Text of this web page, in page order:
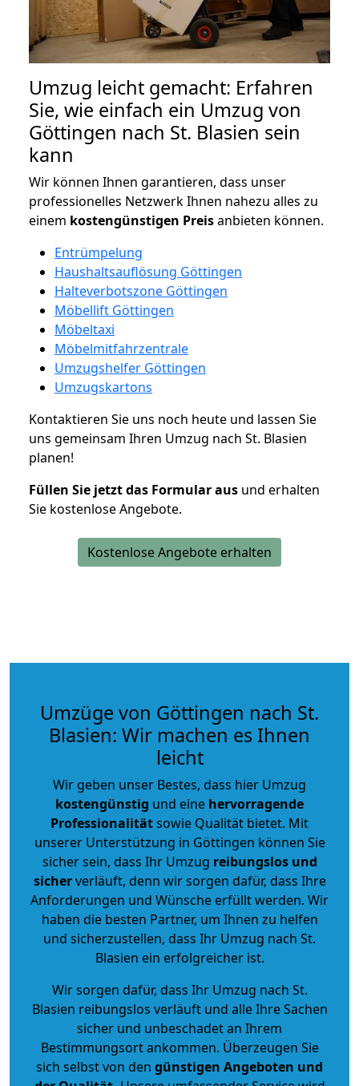
Umzug leicht gemacht: Erfahren
Sie, wie einfach ein Umzug von
Göttingen nach St. Blasien sein
kann
Wir können Ihnen garantieren, dass unser
professionelles Netzwerk Ihnen nahezu alles zu
einem kostengünstigen Preisanbieten können.
Entrümpelung
Haushaltsauflösung Göttingen
Halteverbotszone Göttingen
Möbellift Göttingen
Möbeltaxi
Möbelmitfahrzentrale
Umzugshelfer Göttingen
Umzugskartons
Kontaktieren Sie uns noch heute und lassen Sie
uns gemeinsam Ihren Umzug nach St. Blasien
planen!
Füllen Sie jetzt das Formular aus und erhalten
Sie kostenlose Angebote.
Kostenlose Angebote erhalten
Umzüge von Göttingen nach St.
Blasien: Wir machen es Ihnen
leicht
Wir geben unser Bestes, dass hier Umzug
kostengünstig und eine hervorragende
Professionalitätsowie Qualität bietet. Mit
unserer Unterstützung in Göttingen können Sie
sicher sein, dass Ihr Umzug reibungslos und
sicherverläuft, denn wir sorgen dafür, dass Ihre
Anforderungen und Wünsche erfüllt werden. Wir
haben die besten Partner, um Ihnen zu helfen
und sicherzustellen, dass Ihr Umzug nach St.
Blasien ein erfolgreicher ist.
Wir sorgen dafür, dass Ihr Umzug nach St.
Blasien reibungslos verläuft und alle Ihre Sachen
sicher und unbeschadet an Ihrem
Bestimmungsort ankommen. Überzeugen Sie
sich selbst von den günstigen Angeboten und